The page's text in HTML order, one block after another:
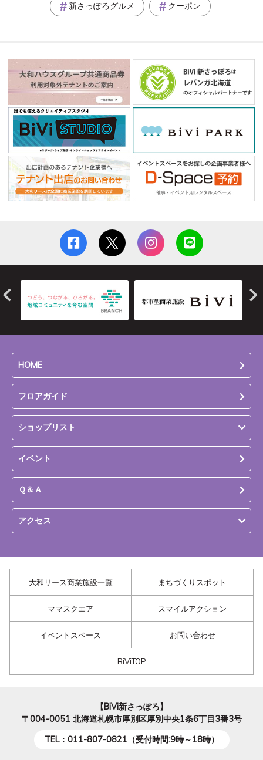
新さっぽろグルメ クーポン
HOME
フロアガイド
ショップリスト
イベント
Ｑ＆Ａ
アクセス
大和リース商業施設一覧 まちづくりスポット
ママスクエア スマイルアクション
イベントスペース お問い合わせ
BiViTOP
【BiVi新さっぽろ】
〒004-0051 北海道札幌市厚別区厚別中央1条6丁目3番3号
TEL：011-807-0821（受付時間:9時～18時）